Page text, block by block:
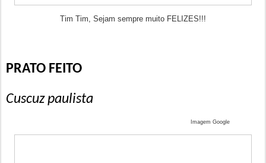
Tim Tim, Sejam sempre muito FELIZES!!!
PRATO FEITO
Cuscuz paulista
Imagem Google